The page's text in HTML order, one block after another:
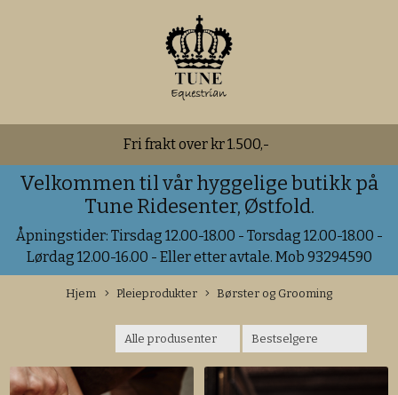
Fri frakt over kr 1.500,-
Velkommen til vår hyggelige butikk på
Tune Ridesenter, Østfold.
Åpningstider: Tirsdag 12.00-18.00 - Torsdag 12.00-18.00 -
Lørdag 12.00-16.00 - Eller etter avtale. Mob 93294590
Hjem Pleieprodukter Børster og Grooming